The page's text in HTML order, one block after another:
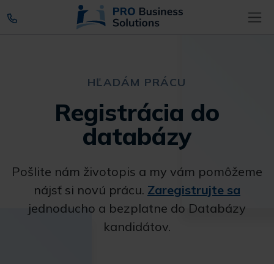
HĽADÁM PRÁCU
Registrácia do
databázy
Pošlite nám životopis a my vám pomôžeme
nájsť si novú prácu. Zaregistrujte sa
jednoducho a bezplatne do Databázy
kandidátov.